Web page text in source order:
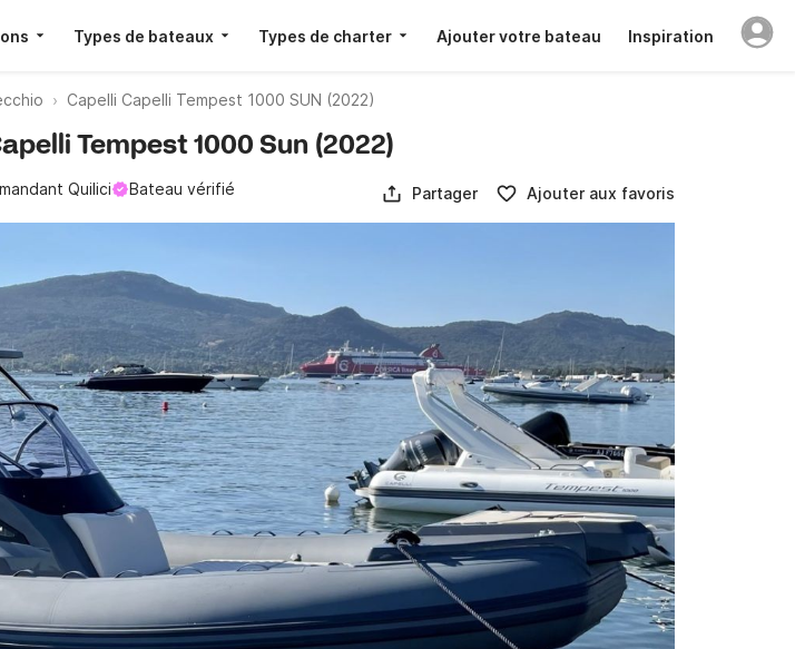
Types de bateaux Types de charter Ajouter votre bateau Inspiration
Capelli Capelli Tempest 1000 SUN (2022)
Tempest 1000 Sun (2022)
Quilici Bateau vérifié Partager Ajouter aux favoris